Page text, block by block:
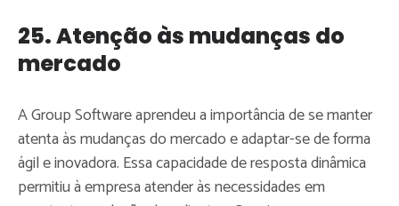
25. Atenção às mudanças do
mercado
A Group Software aprendeu a importância de se manter
atenta às mudanças do mercado e adaptar-se de forma
ágil e inovadora. Essa capacidade de resposta dinâmica
permitiu à empresa atender às necessidades em